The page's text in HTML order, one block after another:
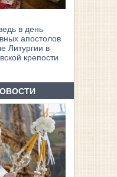
в день
апостолов
Литургии в
крепости